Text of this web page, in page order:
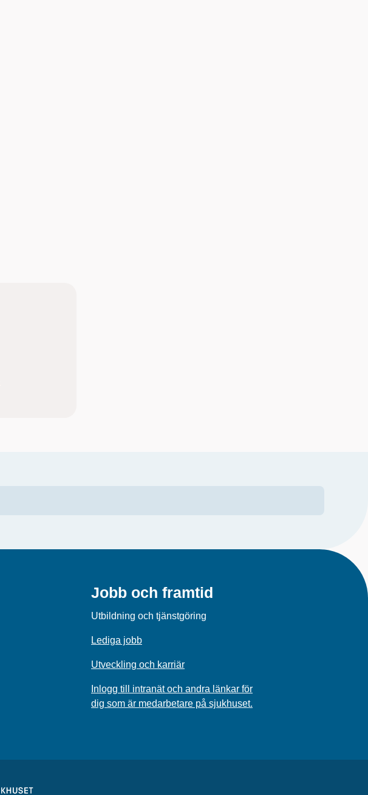
Jobb och framtid
Utbildning och tjänstgöring
Lediga jobb
Utveckling och karriär
Inlogg till intranät och andra länkar för
dig som är medarbetare på sjukhuset.